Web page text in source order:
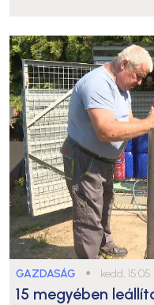
GAZDASÁG ● kedd, 15:05
15 megyében